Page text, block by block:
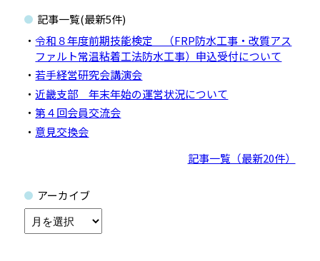
記事一覧(最新5件)
令和８年度前期技能検定 （FRP防水工事・改質アス
ファルト常温粘着工法防水工事）申込受付について
若手経営研究会講演会
近畿支部 年末年始の運営状況について
第４回会員交流会
意見交換会
記事一覧（最新20件）
アーカイブ
ア
ー